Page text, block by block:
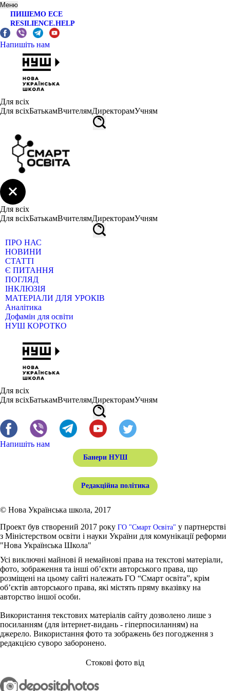
Меню
ПИШЕМО ЕСЕ
RESILIENCE.HELP
Напишіть нам
Для всіх
Для всіхБатькамВчителямДиректорамУчням
Для всіх
Для всіхБатькамВчителямДиректорамУчням
ПРО НАС
НОВИНИ
СТАТТІ
Є ПИТАННЯ
ПОГЛЯД
ІНКЛЮЗІЯ
МАТЕРІАЛИ ДЛЯ УРОКІВ
Аналітика
Дофамін для освіти
НУШ КОРОТКО
Для всіх
Для всіхБатькамВчителямДиректорамУчням
Напишіть нам
Банери НУШ
Редакційна політика
© Нова Українська школа, 2017
Проект був створений 2017 року ГО "Смарт Освіта" у партнерстві
з Міністерством освіти і науки України для комунікації реформи
"Нова Українська Школа"
Усі виключні майнові й немайнові права на текстові матеріали,
фото, зображення та інші об’єкти авторського права, що
розміщені на цьому сайті належать ГО “Смарт освіта”, крім
об’єктів авторського права, які містять пряму вказівку на
авторство іншої особи.
Використання текстових матеріалів сайту дозволено лише з
посиланням (для інтернет-видань - гіперпосиланням) на
джерело. Використання фото та зображень без погодження з
редакцією суворо заборонено.
Стокові фото від